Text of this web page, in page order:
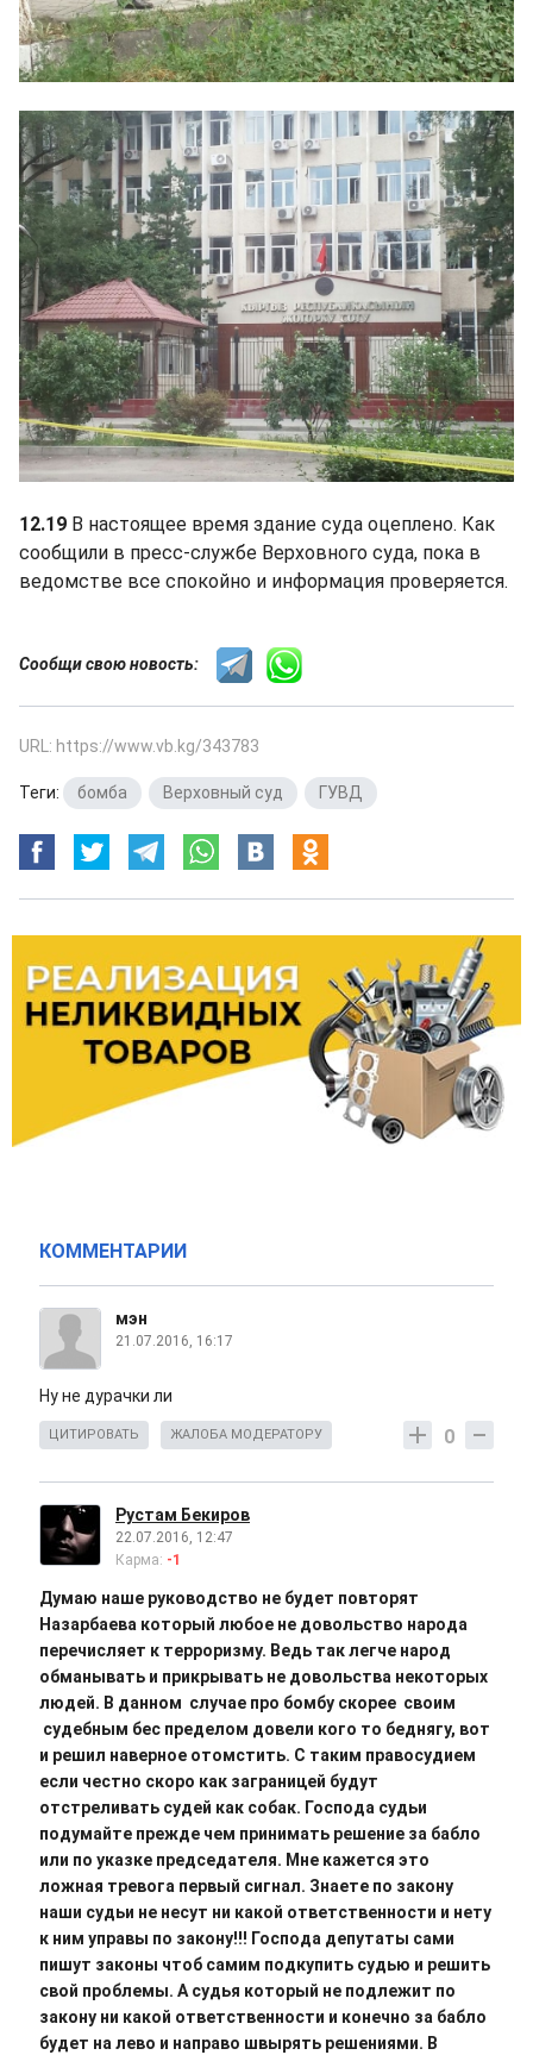
12.19 В настоящее время здание суда оцеплено. Как
сообщили в пресс-службе Верховного суда, пока в
ведомстве все спокойно и информация проверяется.
Сообщи свою новость:
URL: https://www.vb.kg/343783
Теги: бомба Верховный суд ГУВД
КОММЕНТАРИИ
мэн
21.07.2016, 16:17
Ну не дурачки ли
0
ЦИТИРОВАТЬ ЖАЛОБА МОДЕРАТОРУ
Рустам Бекиров
22.07.2016, 12:47
Карма: -1
Думаю наше руководство не будет повторят
Назарбаева который любое не довольство народа
перечисляет к терроризму. Ведь так легче народ
обманывать и прикрывать не довольства некоторых
людей. В данном случае про бомбу скорее своим
судебным бес пределом довели кого то беднягу, вот
и решил наверное отомстить. С таким правосудием
если честно скоро как заграницей будут
отстреливать судей как собак. Господа судьи
подумайте прежде чем принимать решение за бабло
или по указке председателя. Мне кажется это
ложная тревога первый сигнал. Знаете по закону
наши судьи не несут ни какой ответственности и нету
к ним управы по закону!!! Господа депутаты сами
пишут законы чтоб самим подкупить судью и решить
свой проблемы. А судья который не подлежит по
закону ни какой ответственности и конечно за бабло
будет на лево и направо швырять решениями. В